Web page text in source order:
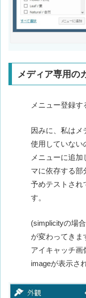
メディア専用の
メニュー登録す
因みに、私はメ
使用していない
メニューに追
マに依存する部
予めテストされ
す。
(simplicityの場
が変わってきま
アイキャッチ画
imageが表示さ